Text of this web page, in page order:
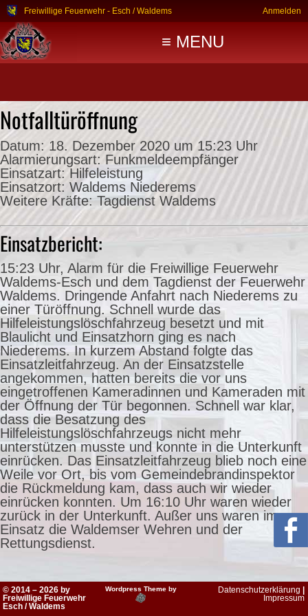
Freiwillige Feuerwehr - Esch / Waldems Anmelden
≡ MENU
Notfalltüröffnung
Datum: 18. Dezember 2020 um 15:23 Uhr
Alarmierungsart: Funkmeldeempfänger
Einsatzart: Hilfeleistung
Einsatzort: Waldems Niederems
Weitere Kräfte: Tagdienst Waldems
Einsatzbericht:
15:23 Uhr, Alarm für die Freiwillige Feuerwehr
Waldems-Esch und dem Tagdienst der Feuerwehr
Waldems. Dringende Anfahrt nach Niederems zu
einer Türöffnung. Schnell wurde das
Hilfeleistungslöschfahrzeug besetzt und mit
Blaulicht und Einsatzhorn ging es nach
Niederems. In kurzem Abstand folgte das
Einsatzleitfahrzeug. An der Einsatzstelle
angekommen, hatten bereits die vor uns
eingetroffenen Kameradinnen und Kameraden mit
der Öffnung der Tür begonnen. Schnell war klar,
dass die Besatzung des
Hilfeleistungslöschfahrzeugs nicht mehr
unterstützen musste und konnte in die Unterkunft
einrücken. Das Einsatzleitfahrzeug blieb noch eine
Weile vor Ort, bis vom Gemeindebrandinspektor
die Rückmeldung kam, dass auch wir wieder
einrücken konnten. Um 16:10 Uhr waren wieder
zurück in der Unterkunft. Außer uns waren im
Einsatz die Waldemser Wehren und der
Rettungsdienst.
© 2014 – 2026 by
Freiwillige Feuerwehr
Esch / Waldems
Wordpress Theme by Datenschutzerklärung
Impressum